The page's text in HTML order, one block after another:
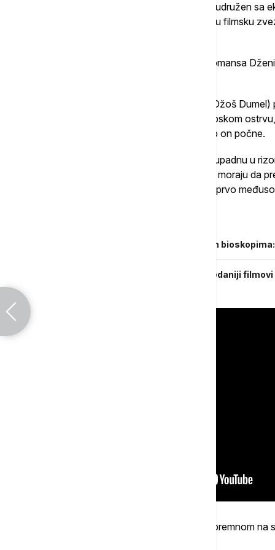
krijumčar oružja Greg Simonds. Nevoljno, udružen sa
njegova ekipa regrutuju najveću holivudsku filmsku
Na četvrtom mestu bila je nova akciona romansa
U ovom ostvarenju Darsi (Lopez) i Tom (Džoš
njihova porodica i prijatelji okupljaju na tropskom
dovedu do okončanja braka i pre nego što on počne.
Međutim, kada pred samo venčanje pirati upadnu u
nestalih neveste i mladoženje, Darsi i Tom moraju da
svoje voljene… pod pretpostavkom da se prvo
Novi "Avatar" obara rekorde u domaćim
"Sreda" i "Trol" obaraju rekorde: Najgledaniji
"Megan" (M3GAN), horor film o robotu spremnom